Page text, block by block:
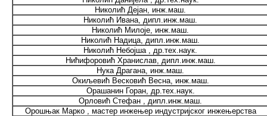
Николић Дејан, инж.маш.
Николић Ивана, дипл.инж.маш.
Николић Милоје, инж.маш.
Николић Надица, дипл.инж.маш.
Николић Небојша , др.тех.наук.
Нићифоровић Хранислав, дипл.инж.маш.
Нука Драгана, инж.маш.
Окиљевић Весковић Весна, инж.маш.
Орашанин Горан, др.тех.наук.
Орловић Стефан , дипл.инж.маш.
Орошњак Марко , мастер инжењер индустријског инжењерства